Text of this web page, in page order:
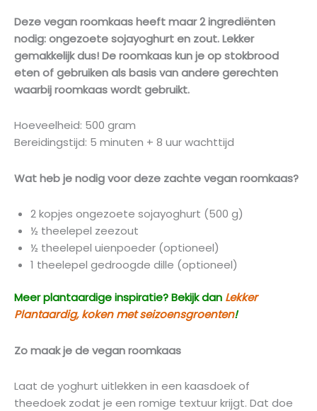
Deze vegan roomkaas heeft maar 2 ingrediënten
nodig: ongezoete sojayoghurt en zout. Lekker
gemakkelijk dus! De roomkaas kun je op stokbrood
eten of gebruiken als basis van andere gerechten
waarbij roomkaas wordt gebruikt.
Hoeveelheid: 500 gram
Bereidingstijd: 5 minuten + 8 uur wachttijd
Wat heb je nodig voor deze zachte vegan roomkaas?
2 kopjes ongezoete sojayoghurt (500 g)
½ theelepel zeezout
½ theelepel uienpoeder (optioneel)
1 theelepel gedroogde dille (optioneel)
Meer plantaardige inspiratie? Bekijk dan Lekker
Plantaardig, koken met seizoensgroenten!
Zo maak je de vegan roomkaas
Laat de yoghurt uitlekken in een kaasdoek of
theedoek zodat je een romige textuur krijgt. Dat doe